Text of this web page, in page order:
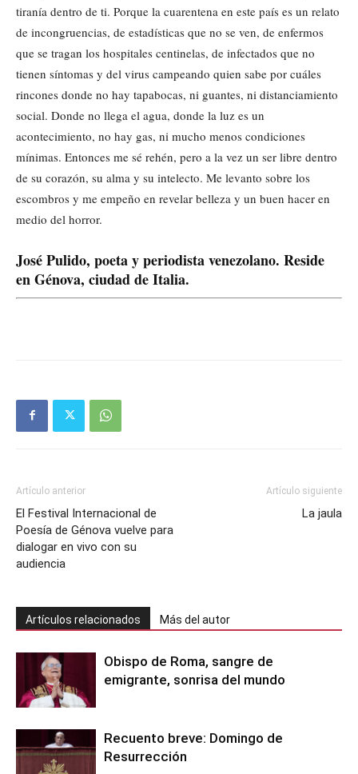
tiranía dentro de ti. Porque la cuarentena en este país es un relato
de incongruencias, de estadísticas que no se ven, de enfermos
que se tragan los hospitales centinelas, de infectados que no
tienen síntomas y del virus campeando quien sabe por cuáles
rincones donde no hay tapabocas, ni guantes, ni distanciamiento
social. Donde no llega el agua, donde la luz es un
acontecimiento, no hay gas, ni mucho menos condiciones
mínimas. Entonces me sé rehén, pero a la vez un ser libre dentro
de su corazón, su alma y su intelecto. Me levanto sobre los
escombros y me empeño en revelar belleza y un buen hacer en
medio del horror.
José Pulido, poeta y periodista venezolano. Reside
en Génova, ciudad de Italia.
Artículo anterior
El Festival Internacional de
Poesía de Génova vuelve para
dialogar en vivo con su
audiencia
Artículo siguiente
La jaula
Artículos relacionados Más del autor
Obispo de Roma, sangre de
emigrante, sonrisa del mundo
Recuento breve: Domingo de
Resurrección